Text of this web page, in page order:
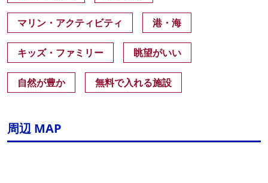
マリン・アクティビティ 港・海
キッズ・ファミリー 眺望がいい
自然が豊か 無料で入れる施設
周辺 MAP